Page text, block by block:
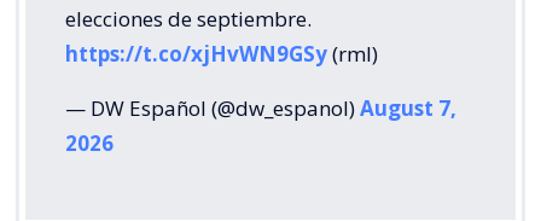
elecciones de septiembre.
https://t.co/xjHvWN9GSy(rml)
— DW Español (@dw_espanol)August 7,
2026